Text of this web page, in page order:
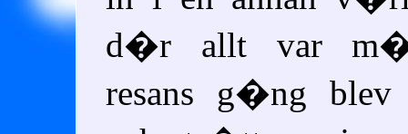
d�r allt var
resans g�ng